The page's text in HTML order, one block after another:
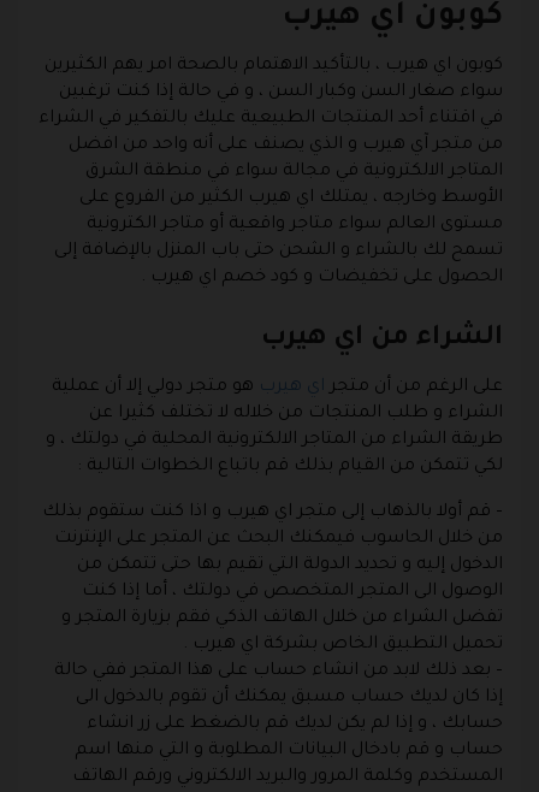
كوبون اي هيرب
كوبون اي هيرب ، بالتأكيد الاهتمام بالصحة امر يهم الكثيرين
سواء صغار السن وكبار السن ، و في حالة إذا كنت ترغبين
في اقتناء أحد المنتجات الطبيعية عليك بالتفكير في الشراء
من متجر آي هيرب و الذي يصنف على أنه واحد من افضل
المتاجر الالكترونية في مجالة سواء في منطقة الشرق
الأوسط وخارجه ، يمتلك اي هيرب الكثير من الفروع على
مستوى العالم سواء متاجر واقعية أو متاجر الكترونية
تسمح لك بالشراء و الشحن حتى باب المنزل بالإضافة إلى
الحصول على تخفيضات و كود خصم اي هيرب .
الشراء من اي هيرب
على الرغم من أن متجر اي هيرب هو متجر دولي إلا أن عملية
الشراء و طلب المنتجات من خلاله لا تختلف كثيرا عن
طريقة الشراء من المتاجر الالكترونية المحلية في دولتك ، و
لكي تتمكن من القيام بذلك قم باتباع الخطوات التالية :
– قم أولا بالذهاب إلى متجر اي هيرب و اذا كنت ستقوم بذلك
من خلال الحاسوب فيمكنك البحث عن المتجر على الإنترنت
الدخول إليه و تحديد الدولة التي تقيم بها حتى تتمكن من
الوصول الى المتجر المتخصص في دولتك ، أما إذا كنت
تفضل الشراء من خلال الهاتف الذكي فقم بزيارة المتجر و
تحميل التطبيق الخاص بشركة اي هيرب .
– بعد ذلك لابد من انشاء حساب على هذا المتجر ففي حالة
إذا كان لديك حساب مسبق يمكنك أن تقوم بالدخول الى
حسابك ، و إذا لم يكن لديك قم بالضغط على زر انشاء
حساب و قم بادخال البيانات المطلوبة و التي منها اسم
المستخدم وكلمة المرور والبريد الالكتروني ورقم الهاتف